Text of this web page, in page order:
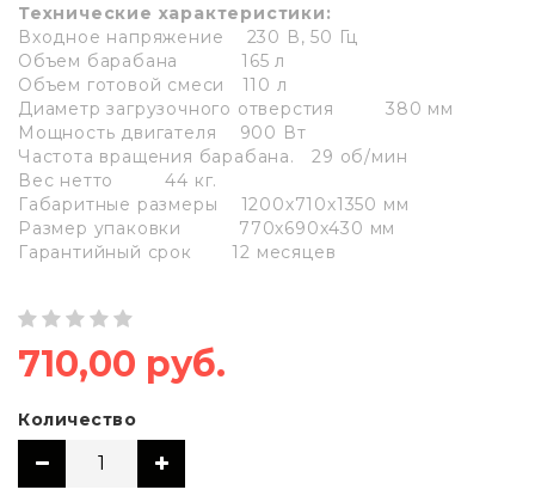
Технические характеристики:
Входное напряжение 230 В, 50 Гц
Объем барабана 165 л
Объем готовой смеси 110 л
Диаметр загрузочного отверстия 380 мм
Мощность двигателя 900 Вт
Частота вращения барабана. 29 об/мин
Вес нетто 44 кг.
Габаритные размеры 1200х710х1350 мм
Размер упаковки 770х690х430 мм
Гарантийный срок 12 месяцев
710,00 руб.
Количество